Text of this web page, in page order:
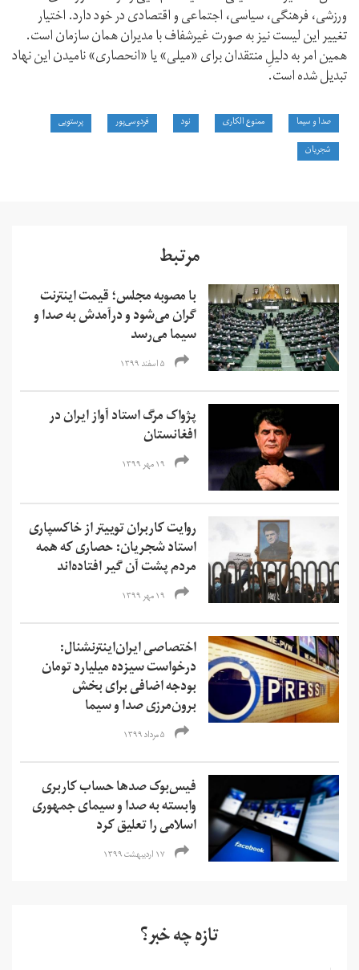
ورزشی،‌ فرهنگی،‌ سیاسی، اجتماعی و اقتصادی در خود دارد. اختیار
تغییر این لیست نیز به صورت غیرشفاف با مدیران همان سازمان است.
همین امر به دلیلِ منتقدان برای «میلی» یا «انحصاری» نامیدن این نهاد
تبدیل شده است.
صدا و سیما ممنوع الکاری نود فردوسی‌پور
پرستویی
شجریان
مرتبط
با مصوبه مجلس؛ قیمت اینترنت
گران می‌شود و درآمدش به صدا و
سیما می‌رسد
۵ اسفند ۱۳۹۹
پژواک مرگ استاد آواز ایران در
افغانستان
۱۹ مهر ۱۳۹۹
روایت کاربران توییتر از خاکسپاری
استاد شجریان: حصاری که همه
مردم پشت آن گیر افتاده‌اند
۱۹ مهر ۱۳۹۹
اختصاصی ایران‌اینترنشنال:
درخواست سیزده میلیارد تومان
بودجه اضافی برای بخش
برون‌مرزی صدا و سیما
۵ مرداد ۱۳۹۹
فیس‌بوک صدها حساب کاربری
وابسته به صدا و سیمای جمهوری
اسلامی را تعلیق کرد
۱۷ اردیبهشت ۱۳۹۹
تازه چه خبر؟